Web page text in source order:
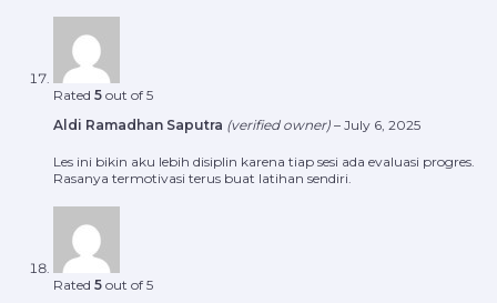
Rated 5 out of 5
Aldi Ramadhan Saputra (verified owner) – July 6, 2025
Les ini bikin aku lebih disiplin karena tiap sesi ada evaluasi progres.
Rasanya termotivasi terus buat latihan sendiri.
Rated 5 out of 5